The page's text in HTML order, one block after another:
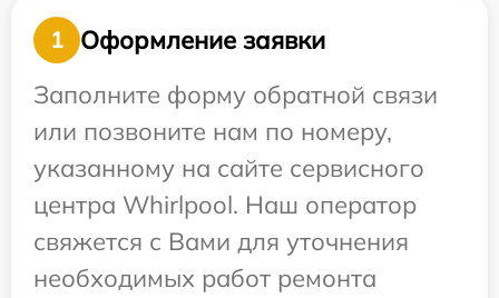
1
Оформление заявки
Заполните форму обратной связи
или позвоните нам по номеру,
указанному на сайте сервисного
центра Whirlpool. Наш оператор
свяжется с Вами для уточнения
необходимых работ ремонта